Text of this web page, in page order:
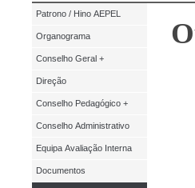
Patrono / Hino AEPEL
Organograma
Conselho Geral +
Direção
Conselho Pedagógico +
Conselho Administrativo
Equipa Avaliação Interna
Documentos